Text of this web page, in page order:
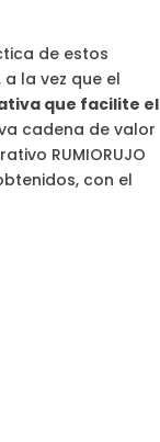
de estos
la vez que el
que facilite el
cadena de valor
RUMIORUJO
con el